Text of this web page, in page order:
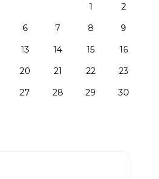
1
2
6 7 8
9
13 14 15
16
20 21 22
23
27 28 29
30